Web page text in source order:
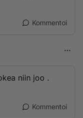
Kommentoi
niin joo .
Kommentoi